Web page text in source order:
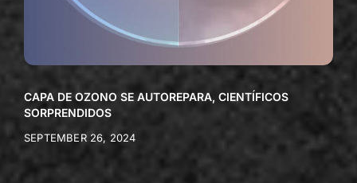
CAPA DE OZONO SE AUTOREPARA, CIENTÍFICOS
SORPRENDIDOS
SEPTEMBER 26, 2024